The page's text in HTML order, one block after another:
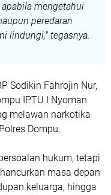
mengetahui
peredaran
lindungi," tegasnya.
Sodikin Fahrojin Nur,
IPTU I Nyoman
melawan narkotika
Dompu.
hukum, tetapi
masa depan
keluarga, hingga